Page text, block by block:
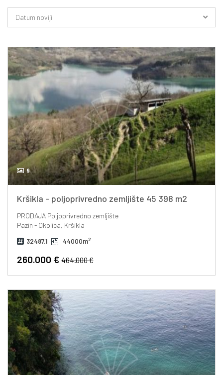
Datum noviji
9
Kršikla - poljoprivredno zemljište 45 398 m2
PRODAJAPoljoprivredno zemljište
Pazin - Okolica, Kršikla
32487.1 44000m2
260.000 €464.000 €